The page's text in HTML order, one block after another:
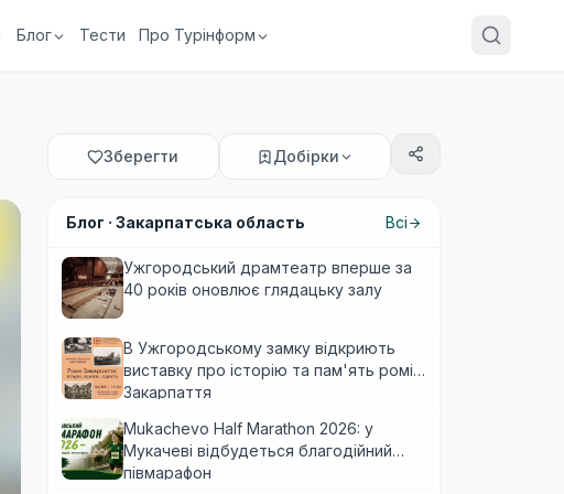
Блог Тести Про Турінформ
Зберегти Добірки
Блог · Закарпатська область Всі
Ужгородський драмтеатр вперше за
40 років оновлює глядацьку залу
В Ужгородському замку відкриють
виставку про історію та пам'ять ромів
Закарпаття
Mukachevo Half Marathon 2026: у
Мукачеві відбудеться благодійний
півмарафон